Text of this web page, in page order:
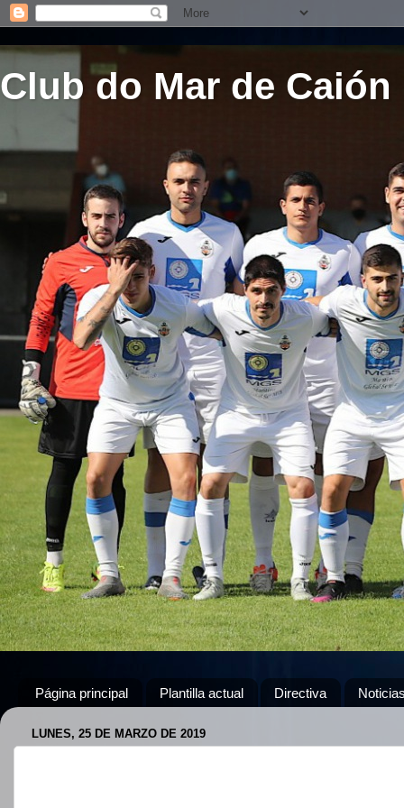
Club do Mar de Caión
Página principal Plantilla actual Directiva
LUNES, 25 DE MARZO DE 2019